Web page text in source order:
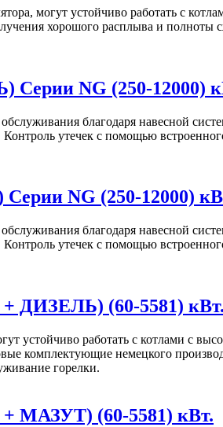
могут устойчиво работать с
хорошого расплыва и
Серии NG (250-12000)
благодаря навесной
утечек с помощью
NG (250-12000)
благодаря навесной
утечек с помощью
+ ДИЗЕЛЬ) (60-5581) кВт.
работать с котлами с
комплектующие немецкого
горелки.
+ МАЗУТ) (60-5581) кВт.